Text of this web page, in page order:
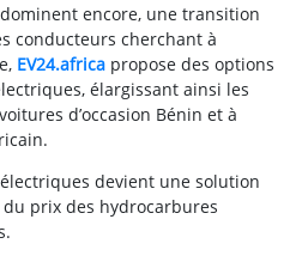
encore, une transition
conducteurs cherchant à
EV24.africa propose des options
élargissant ainsi les
d’occasion Bénin et à
devient une solution
prix des hydrocarbures